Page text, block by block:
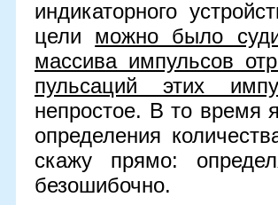
индикаторного
цели можно было
массива импульсов
пульсаций этих
непростое. В то время
определения
скажу прямо:
безошибочно.